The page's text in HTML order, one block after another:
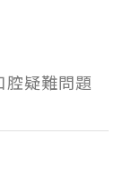
疑難問題